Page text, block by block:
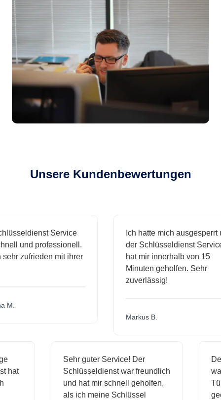
Unsere Kundenbewertungen
Service
und professionell.
zufrieden mit ihrer
M.
Ich hatte mich ausgesperrt
der Schlüsseldienst Service
hat mir innerhalb von 15
Minuten geholfen. Sehr
zuverlässig!
Markus B.
hat
Sehr guter Service! Der
Schlüsseldienst war freundlich
und hat mir schnell geholfen,
als ich meine Schlüssel